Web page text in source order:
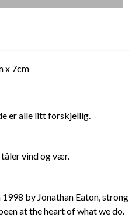
x 7cm
er alle litt forskjellig.
vind og vær.
by Jonathan Eaton, strong
at the heart of what we do.